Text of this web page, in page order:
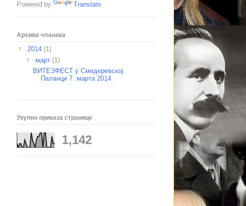
Powered by Translate
Архива чланака
▼ 2014 (1)
▼ март (1)
ВИТЕЗФЕСТ у Смедеревској
Паланци 7. марта 2014.
Укупно приказа странице
1,142